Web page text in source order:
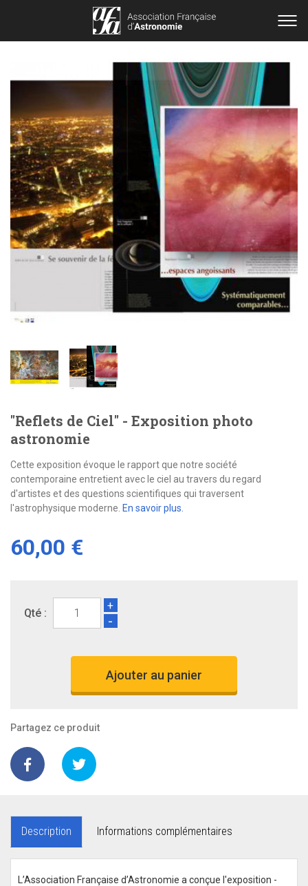
"Reflets de Ciel" - Exposition photo
astronomie
Cette exposition évoque le rapport que notre société
contemporaine entretient avec le ciel au travers du regard
d'artistes et des questions scientifiques qui traversent
l'astrophysique moderne. En savoir plus.
60,00 €
Qté :
+
-
Ajouter au panier
Partagez ce produit
Description Informations complémentaires
L’Association Française d’Astronomie a conçue l'exposition -